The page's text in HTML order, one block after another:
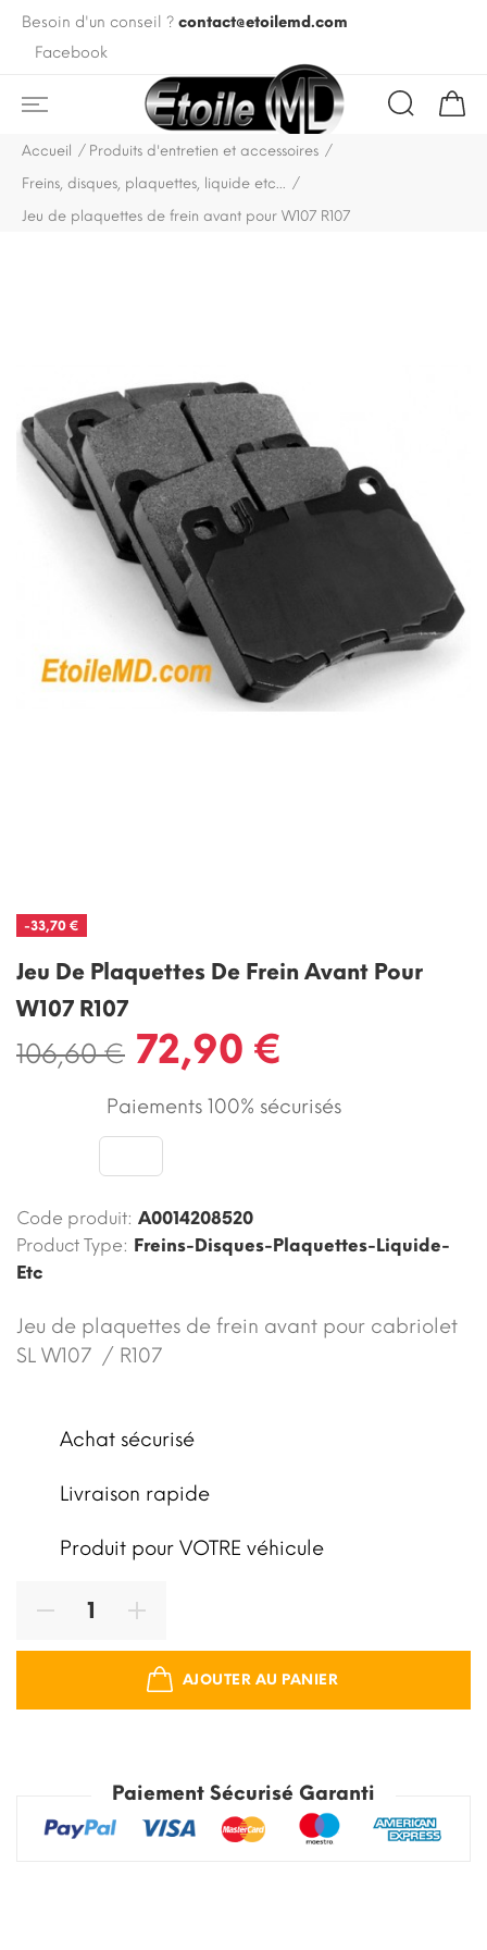
Besoin d'un conseil ? contact@etoilemd.com
Facebook
Accueil
Produits d'entretien et accessoires
Freins, disques, plaquettes, liquide etc...
Jeu de plaquettes de frein avant pour W107 R107
-33,70 €
Jeu De Plaquettes De Frein Avant Pour
W107 R107
106,60 € 72,90 €
Paiements 100% sécurisés
Code produit: A0014208520
Product Type: Freins-Disques-Plaquettes-Liquide-
Etc
Jeu de plaquettes de frein avant pour cabriolet
SL W107 / R107
Achat sécurisé
Livraison rapide
Produit pour VOTRE véhicule
AJOUTER AU PANIER
Paiement Sécurisé Garanti